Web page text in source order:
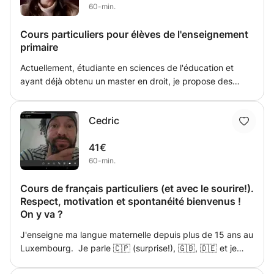
du matériel imprimé tel que des livres d’écriture et des
compétences. Le programme est conçu pour construire
une base solide d'alphabétisation en anglais, en se
compétences conversationnelles essentielles, permettant
aux étudiants de communiquer efficacement en anglais à
mesure qu'ils progressent dans le cours.
60-min.
Cours particuliers pour élèves de l'enseignement
primaire
Actuellement, étudiante en sciences de l'éducation et
ayant déjà obtenu un master en droit, je propose des
et je propose des cours ludiques et répondant aux
besoins de chacun. Je me déplace à votre domicile ou via
visioconférence.
Cedric
41€
60-min.
Cours de français particuliers (et avec le sourire!).
Respect, motivation et spontanéité bienvenus !
On y va ?
J'enseigne ma langue maternelle depuis plus de 15 ans au
Luxembourg. Je parle 🇨🇵 (surprise!), 🇬🇧, 🇩🇪 et je